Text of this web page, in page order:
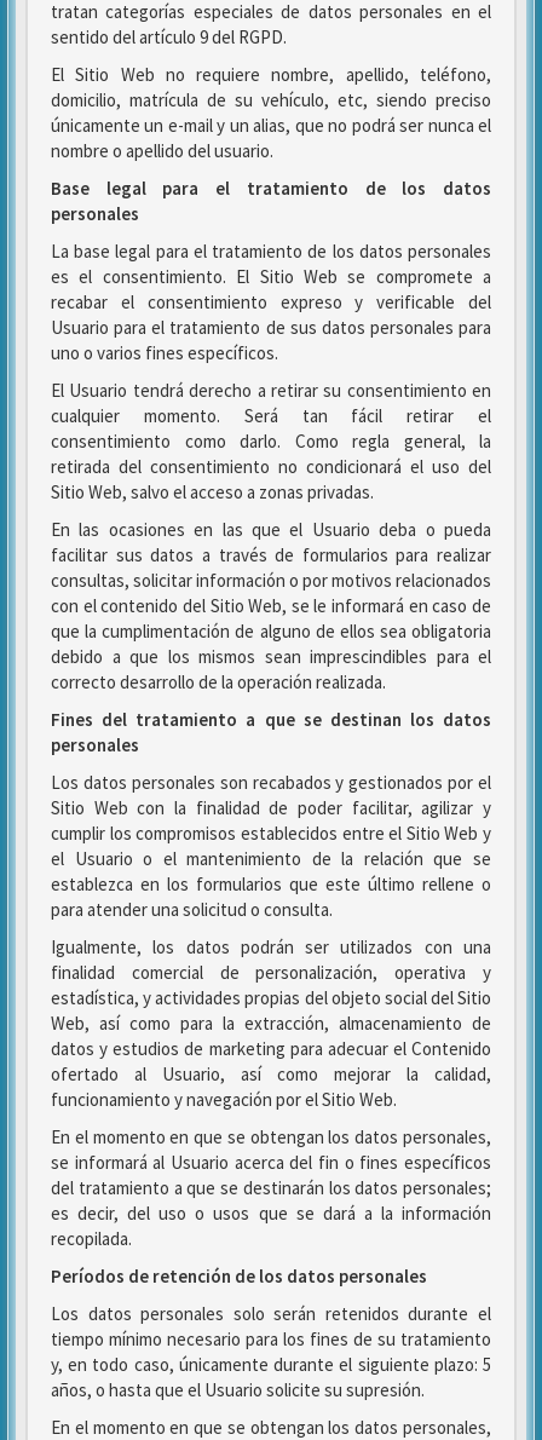
tratan categorías especiales de datos personales en el
sentido del artículo 9 del RGPD.
El Sitio Web no requiere nombre, apellido, teléfono,
domicilio, matrícula de su vehículo, etc, siendo preciso
únicamente un e-mail y un alias, que no podrá ser nunca el
nombre o apellido del usuario.
Base legal para el tratamiento de los datos
personales
La base legal para el tratamiento de los datos personales
es el consentimiento. El Sitio Web se compromete a
recabar el consentimiento expreso y verificable del
Usuario para el tratamiento de sus datos personales para
uno o varios fines específicos.
El Usuario tendrá derecho a retirar su consentimiento en
cualquier momento. Será tan fácil retirar el
consentimiento como darlo. Como regla general, la
retirada del consentimiento no condicionará el uso del
Sitio Web, salvo el acceso a zonas privadas.
En las ocasiones en las que el Usuario deba o pueda
facilitar sus datos a través de formularios para realizar
consultas, solicitar información o por motivos relacionados
con el contenido del Sitio Web, se le informará en caso de
que la cumplimentación de alguno de ellos sea obligatoria
debido a que los mismos sean imprescindibles para el
correcto desarrollo de la operación realizada.
Fines del tratamiento a que se destinan los datos
personales
Los datos personales son recabados y gestionados por el
Sitio Web con la finalidad de poder facilitar, agilizar y
cumplir los compromisos establecidos entre el Sitio Web y
el Usuario o el mantenimiento de la relación que se
establezca en los formularios que este último rellene o
para atender una solicitud o consulta.
Igualmente, los datos podrán ser utilizados con una
finalidad comercial de personalización, operativa y
estadística, y actividades propias del objeto social del Sitio
Web, así como para la extracción, almacenamiento de
datos y estudios de marketing para adecuar el Contenido
ofertado al Usuario, así como mejorar la calidad,
funcionamiento y navegación por el Sitio Web.
En el momento en que se obtengan los datos personales,
se informará al Usuario acerca del fin o fines específicos
del tratamiento a que se destinarán los datos personales;
es decir, del uso o usos que se dará a la información
recopilada.
Períodos de retención de los datos personales
Los datos personales solo serán retenidos durante el
tiempo mínimo necesario para los fines de su tratamiento
y, en todo caso, únicamente durante el siguiente plazo: 5
años, o hasta que el Usuario solicite su supresión.
En el momento en que se obtengan los datos personales,